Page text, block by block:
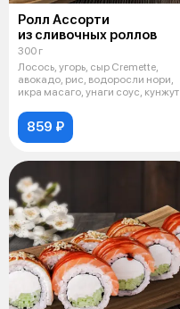
Ролл Ассорти
из сливочных роллов
300 г
Лосось, угорь, сыр Cremette,
авокадо, рис, водоросли нори,
икра масаго, унаги соус, кунжут
859 ₽